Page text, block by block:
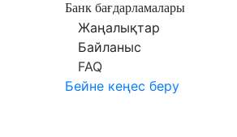
Банк бағдарламалары
Жаңалықтар
Байланыс
FAQ
Бейне кеңес беру